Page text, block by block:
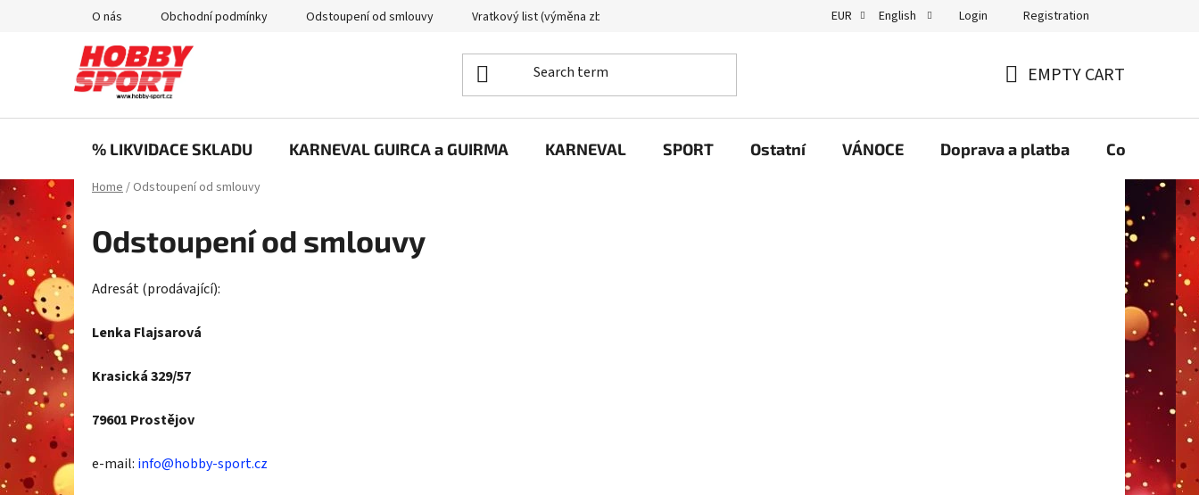
O nás Obchodní podmínky Odstoupení od smlouvy Vratkový list (výměna zboží) GDPREUR English Login Registration
CART
EMPTY CART
% LIKVIDACE SKLADU KARNEVAL GUIRCA a GUIRMA KARNEVAL SPORT Ostatní VÁNOCE Doprava a platba Contact us
Home/ Odstoupení od smlouvy
Odstoupení od smlouvy
Adresát (prodávající):
Lenka Flajsarová
Krasická 329/57
79601 Prostějov
e-mail: info@hobby-sport.cz